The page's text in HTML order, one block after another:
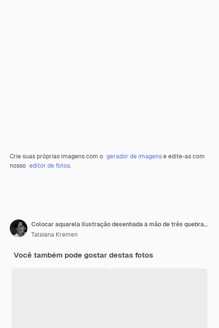
Crie suas próprias imagens com o gerador de imagense edite-as com
nosso editor de fotos.
Colocar aquarela ilustração desenhada à mão de três quebra-nozes diferentes
Tatsiana Kremen
Você também pode gostar destas fotos